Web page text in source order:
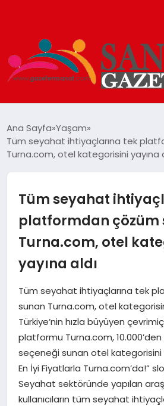
TEKNOLOJI
YAŞAM
EKONOMI
SAĞLIK
DÜNYA
EĞITIM
Ana Sayfa Yaşam
Tüm seyahat ihtiyaçlarına tek
Turna.com, otel kategorisini yayına
Tüm seyahat
platformdan çözüm
Turna.com, otel
yayına aldı
Tüm seyahat ihtiyaçlarına tek
sunan Turna.com, otel
Türkiye’nin hızla büyüyen
platformu Turna.com,
seçeneği sunan otel kategorisini
En İyi Fiyatlarla Turna.com’da!”
Seyahat sektöründe yapılan
kullanıcıların tüm seyahat